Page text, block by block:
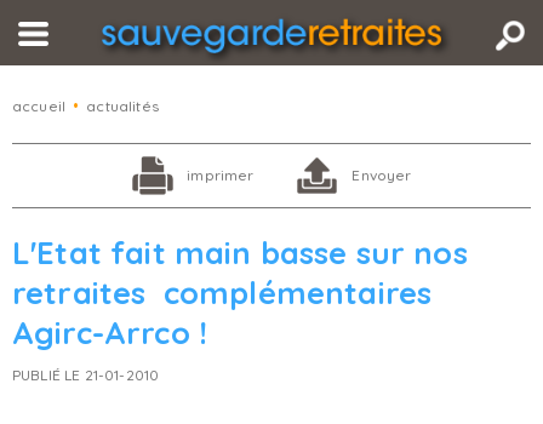
accueil • actualités
imprimer Envoyer
L'Etat fait main basse sur nos
retraites complémentaires
Agirc-Arrco !
PUBLIÉ LE 21-01-2010